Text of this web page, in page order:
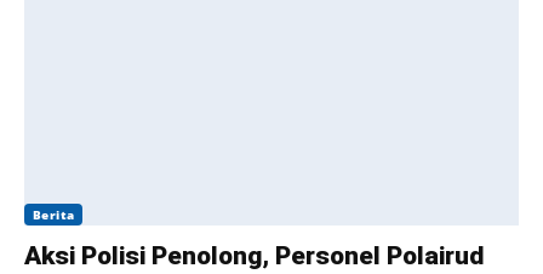
Berita
Aksi Polisi Penolong, Personel Polairud